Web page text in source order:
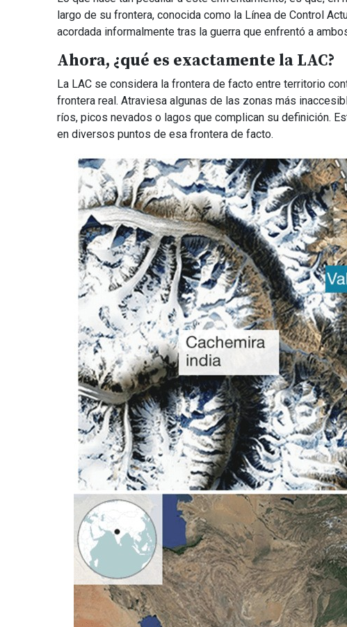
largo de su frontera, conocida como la Línea de Control
acordada informalmente tras la guerra que enfrentó a
Ahora, ¿qué es exactamente la LAC?
La LAC se considera la frontera de facto entre territorio
frontera real. Atraviesa algunas de las zonas más
ríos, picos nevados o lagos que complican su definición.
en diversos puntos de esa frontera de facto.